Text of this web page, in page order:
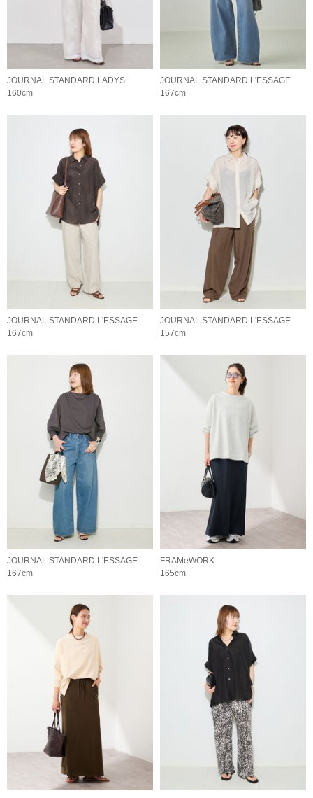
JOURNAL STANDARD LADYS
160cm
JOURNAL STANDARD L'ESSAGE
167cm
JOURNAL STANDARD L'ESSAGE
167cm
JOURNAL STANDARD L'ESSAGE
157cm
JOURNAL STANDARD L'ESSAGE
167cm
FRAMeWORK
165cm